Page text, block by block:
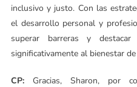
inclusivo y justo. Con las
el desarrollo personal y
superar barreras y
significativamente al bienestar
CP:Gracias, Sharon, por